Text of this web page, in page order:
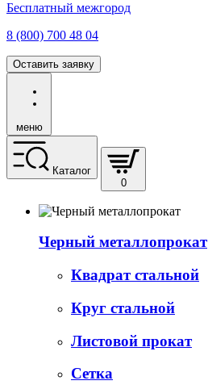
Бесплатный межгород
8 (800) 700 48 04
Оставить заявку
меню
Каталог
0
Черный металлопрокат
Квадрат стальной
Круг стальной
Листовой прокат
Сетка